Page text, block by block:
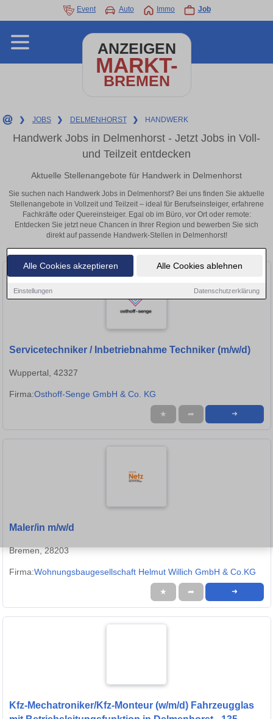
Alle Cookies akzeptieren Alle Cookies ablehnen
Einstellungen Datenschutzerklärung
Event Auto Immo Job
ANZEIGEN
MARKT-
BREMEN
❯ JOBS ❯ DELMENHORST ❯ HANDWERK
Handwerk Jobs in Delmenhorst - Jetzt Jobs in Voll-
und Teilzeit entdecken
Aktuelle Stellenangebote für Handwerk in Delmenhorst
Sie suchen nach Handwerk Jobs in Delmenhorst? Bei uns finden Sie aktuelle
Stellenangebote in Vollzeit und Teilzeit – ideal für Berufseinsteiger, erfahrene
Fachkräfte oder Quereinsteiger. Egal ob im Büro, vor Ort oder remote:
Entdecken Sie jetzt neue Chancen in Ihrer Region und bewerben Sie sich
direkt auf passende Handwerk-Stellen in Delmenhorst!
Servicetechniker / Inbetriebnahme Techniker (m/w/d)
Wuppertal, 42327
Firma:Osthoff-Senge GmbH & Co. KG
★ ➦ ➜
Maler/in m/w/d
Bremen, 28203
Firma:Wohnungsbaugesellschaft Helmut Willich GmbH & Co.KG
★ ➦ ➜
Kfz-Mechatroniker/Kfz-Monteur (w/m/d) Fahrzeugglas